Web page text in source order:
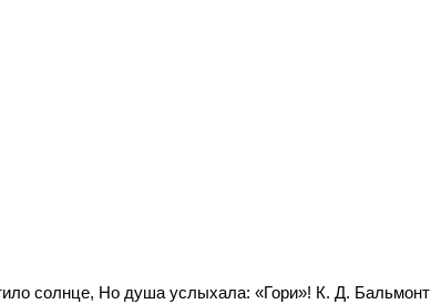
солнце, Но душа услыхала: «Гори»! К. Д. Бальмонт